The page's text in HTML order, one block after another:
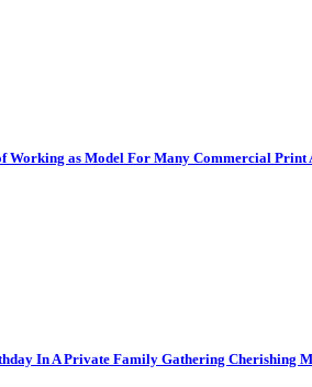
Working as Model For Many Commercial Print
In A Private Family Gathering Cherishing